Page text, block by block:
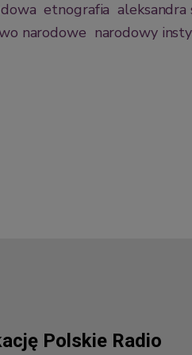
etnografia aleksandra
narodowe narodowy
Polskie Radio